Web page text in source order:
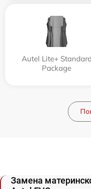
Autel Lite+ Standard
Package
Замена